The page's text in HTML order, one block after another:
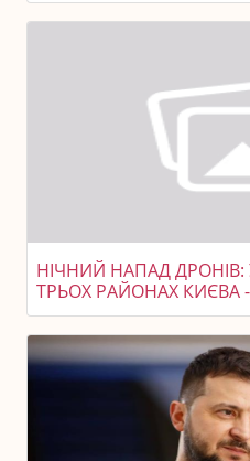
НІЧНИЙ НАПАД
ТРЬОХ РАЙОНАХ